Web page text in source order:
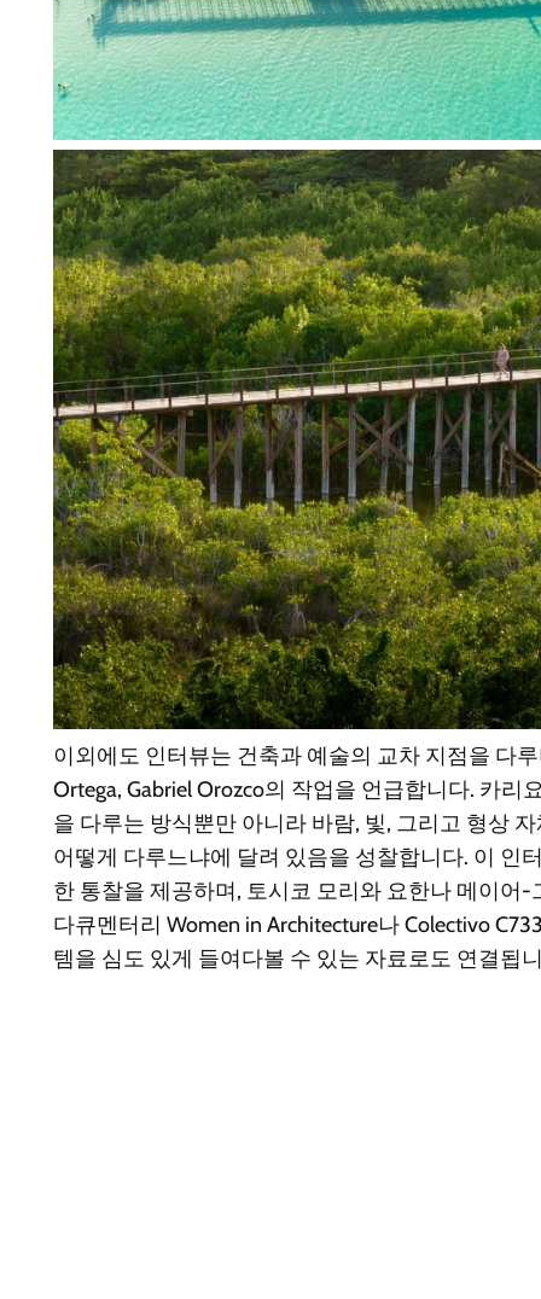
이외에도 인터뷰는 건축과 예술의 교차 지점을 다
Ortega, Gabriel Orozco의 작업을 언급합니다. 카리
을 다루는 방식뿐만 아니라 바람, 빛, 그리고 형상
어떻게 다루느냐에 달려 있음을 성찰합니다. 이 인
한 통찰을 제공하며, 토시코 모리와 요한나 메이어
다큐멘터리 Women in Architecture나 Colectivo
템을 심도 있게 들여다볼 수 있는 자료로도 연결됩